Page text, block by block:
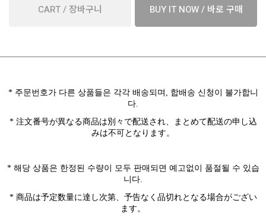
CART / 장바구니 BUY IT NOW / 바로 구매
* 주문번호가 다른 상품들은 각각 배송되며 , 합배송 신청이 불가합니
다.
* 注文番号が異なる商品は別々で配送され、まとめて配送の申し込
みは不可となります。
* 해당 상품은 한정된 수량이 모두 판매되면 예고없이 품절될 수 있습
니다.
* 商品は予定数量に達し次第、予告なく品切れとなる場合がござい
ます。